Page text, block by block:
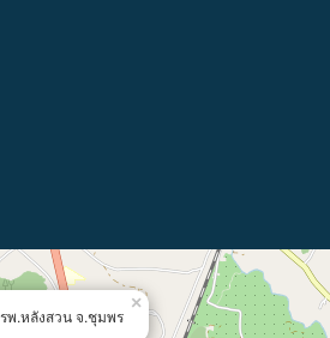
รพ.หลังสวน จ.ชุมพร
×